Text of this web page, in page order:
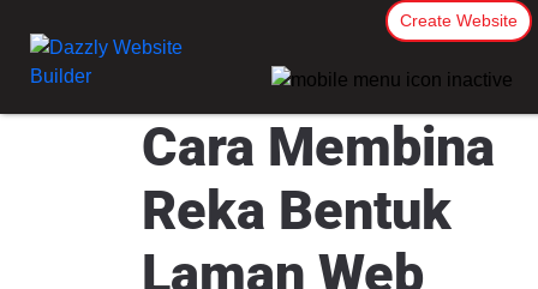
Create Website
Cara Membina
Reka Bentuk
Laman Web